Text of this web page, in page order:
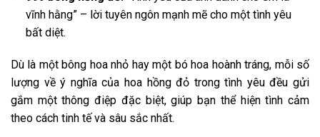
vĩnh hằng” – lời tuyên ngôn mạnh mẽ cho một tình yêu
bất diệt.
Dù là một bông hoa nhỏ hay một bó hoa hoành tráng, mỗi số
lượng về ý nghĩa của hoa hồng đỏ trong tình yêu đều gửi
gắm một thông điệp đặc biệt, giúp bạn thể hiện tình cảm
theo cách tinh tế và sâu sắc nhất.